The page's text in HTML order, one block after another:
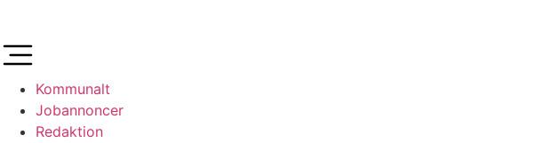
Kommunalt
Jobannoncer
Redaktion